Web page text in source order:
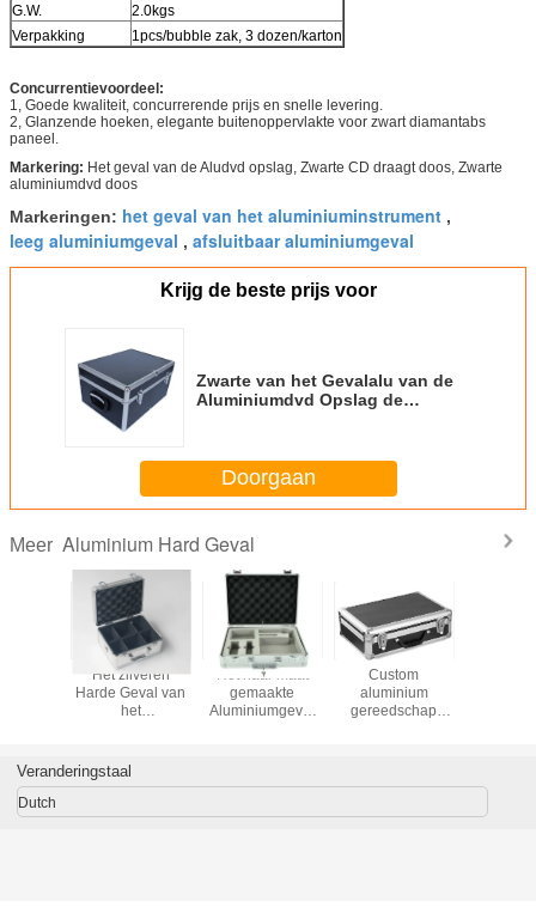
G.W.
2.0kgs
Verpakking
1pcs/bubble zak, 3 dozen/karton
Concurrentievoordeel:
1, Goede kwaliteit, concurrerende prijs en snelle levering.
2, Glanzende hoeken, elegante buitenoppervlakte voor zwart diamantabs
paneel.
Markering: Het geval van de Aludvd opslag, Zwarte CD draagt doos, Zwarte
aluminiumdvd doos
Markeringen: het geval van het aluminiuminstrument ,
leeg aluminiumgeval , afsluitbaar aluminiumgeval
Krijg de beste prijs voor
Zwarte van het Gevalalu van de
Aluminiumdvd Opslag de
Doorgaan
Meer Aluminium Hard Geval
Het zilveren
Harde Geval van
het
Het naar maat
gemaakte
Aluminiumgeval
Custom
aluminium
gereedschap
Veranderingstaal
Dutch